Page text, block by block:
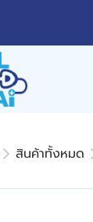
สินค้าทั้งหมด